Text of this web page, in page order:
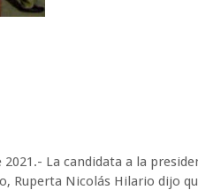
La candidata a la
Ruperta Nicolás Hilario dijo